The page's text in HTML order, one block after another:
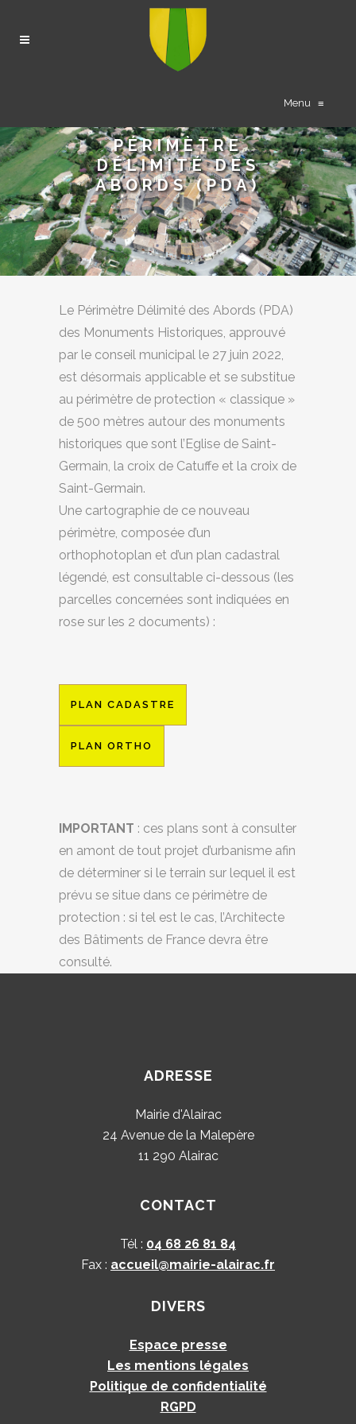
Menu ≡
PÉRIMÈTRE
DÉLIMITÉ DES
ABORDS (PDA)
Le Périmètre Délimité des Abords (PDA)
des Monuments Historiques, approuvé
par le conseil municipal le 27 juin 2022,
est désormais applicable et se substitue
au périmètre de protection « classique »
de 500 mètres autour des monuments
historiques que sont l’Eglise de Saint-
Germain, la croix de Catuffe et la croix de
Saint-Germain.
Une cartographie de ce nouveau
périmètre, composée d’un
orthophotoplan et d’un plan cadastral
légendé, est consultable ci-dessous (les
parcelles concernées sont indiquées en
rose sur les 2 documents) :
PLAN CADASTRE
PLAN ORTHO
IMPORTANT : ces plans sont à consulter
en amont de tout projet d’urbanisme afin
de déterminer si le terrain sur lequel il est
prévu se situe dans ce périmètre de
protection : si tel est le cas, l’Architecte
des Bâtiments de France devra être
consulté.
ADRESSE
Mairie d'Alairac
24 Avenue de la Malepère
11 290 Alairac
CONTACT
Tél : 04 68 26 81 84
Fax : accueil@mairie-alairac.fr
DIVERS
Espace presse
Les mentions légales
Politique de confidentialité
RGPD